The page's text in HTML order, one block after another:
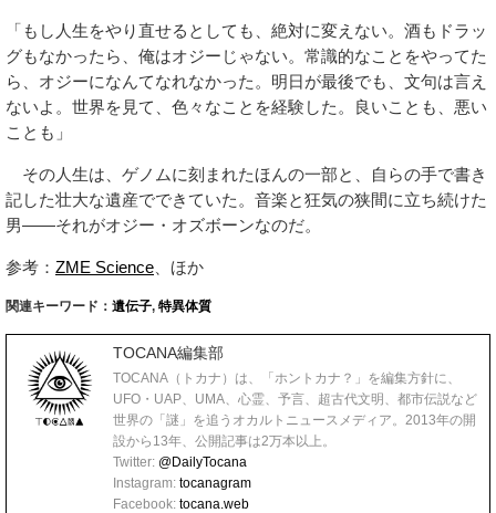
「もし人生をやり直せるとしても、絶対に変えない。酒もドラッ
グもなかったら、俺はオジーじゃない。常識的なことをやってた
ら、オジーになんてなれなかった。明日が最後でも、文句は言え
ないよ。世界を見て、色々なことを経験した。良いことも、悪い
ことも」
その人生は、ゲノムに刻まれたほんの一部と、自らの手で書き
記した壮大な遺産でできていた。音楽と狂気の狭間に立ち続けた
男――それがオジー・オズボーンなのだ。
参考： ZME Science 、ほか
関連キーワード： 遺伝子, 特異体質
TOCANA編集部
TOCANA（トカナ）は、「ホントカナ？」を編集方針に、
UFO・UAP、UMA、心霊、予言、超古代文明、都市伝説など
世界の「謎」を追うオカルトニュースメディア。2013年の開
設から13年、公開記事は2万本以上。
Twitter: @DailyTocana
Instagram: tocanagram
Facebook: tocana.web